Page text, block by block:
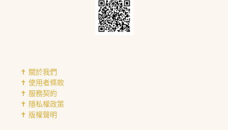
✝︎ 關於我們
✝︎ 使用者條款
✝︎ 服務契約
✝︎ 隱私權政策
✝︎ 版權聲明